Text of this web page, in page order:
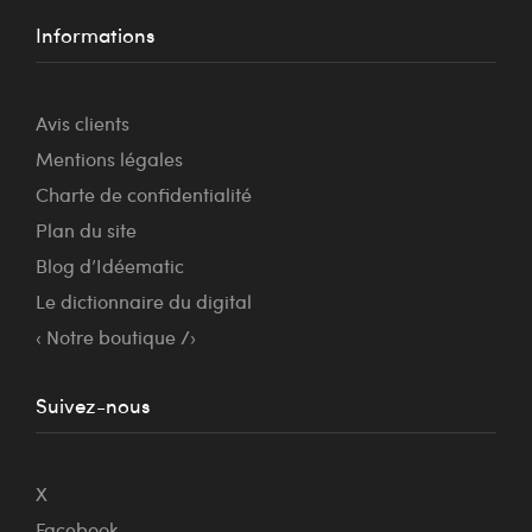
Informations
Avis clients
Mentions légales
Charte de confidentialité
Plan du site
Blog d’Idéematic
Le dictionnaire du digital
‹ Notre boutique /›
Suivez-nous
X